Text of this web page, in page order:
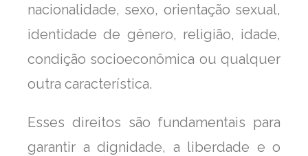
nacionalidade, sexo, orientação sexual,
identidade de gênero, religião, idade,
condição socioeconômica ou qualquer
outra característica.
Esses direitos são fundamentais para
garantir a dignidade, a liberdade e o